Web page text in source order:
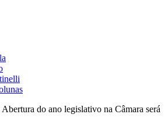
Abertura do ano legislativo na Câmara será